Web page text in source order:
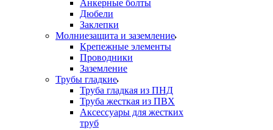
Анкерные болты
Дюбели
Заклепки
Молниезащита и заземление
Крепежные элементы
Проводники
Заземление
Трубы гладкие
Труба гладкая из ПНД
Труба жесткая из ПВХ
Аксессуары для жестких
труб